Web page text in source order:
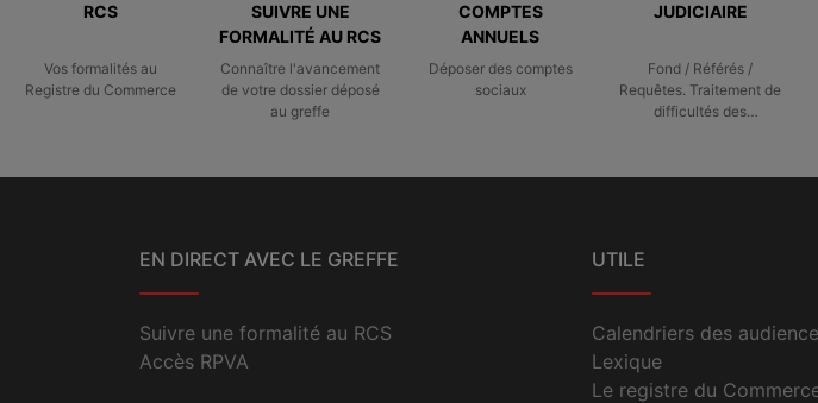
RCS
Vos formalités au
Registre du Commerce
SUIVRE UNE
FORMALITÉ AU RCS
Connaître l'avancement
de votre dossier déposé
au greffe
COMPTES
ANNUELS
Déposer des comptes
sociaux
JUDICIAIRE
Fond / Référés /
Requêtes. Traitement de
difficultés des
EN DIRECT AVEC LE GREFFE
Suivre une formalité au RCS
Accès RPVA
UTILE
Calendriers des
Lexique
Le registre du